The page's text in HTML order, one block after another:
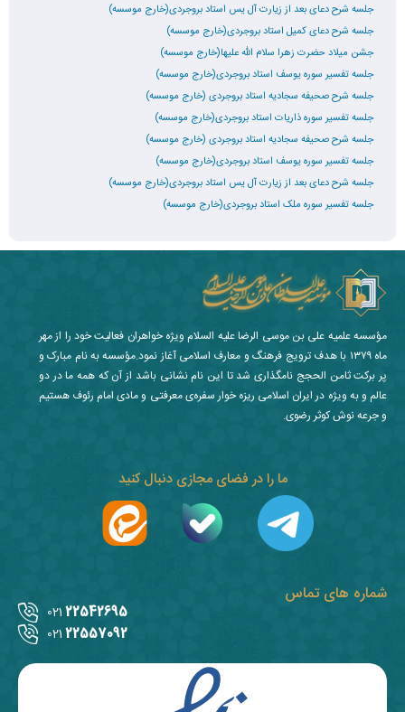
جلسه شرح دعای بعد از زیارت آل یس استاد بروجردی(خارج موسسه)
جلسه شرح دعای کمیل استاد بروجردی(خارج موسسه)
جشن میلاد حضرت زهرا سلام الله علیها(خارج موسسه)
جلسه تفسیر سوره یوسف استاد بروجردی(خارج موسسه)
جلسه شرح صحیفه سجادیه استاد بروجردی (خارج موسسه)
جلسه تفسیر سوره ذاریات استاد بروجردی(خارج موسسه)
جلسه شرح صحیفه سجادیه استاد بروجردی (خارج موسسه)
جلسه تفسیر سوره یوسف استاد بروجردی(خارج موسسه)
جلسه شرح دعای بعد از زیارت آل یس استاد بروجردی(خارج موسسه)
جلسه تفسیر سوره ملک استاد بروجردی(خارج موسسه)
شماره های تماس
22542695
021
22557092
021
ما را در فضای مجازی دنبال کنید
مؤسسه علمیه علی بن موسی الرضا علیه السلام ویژه خواهران فعالیت خود را از مهر
ماه ۱۳۷۹ با هدف ترویج فرهنگ و معارف اسلامی آغاز نمود.مؤسسه به نام مبارک و
پر برکت ثامن الحجج نامگذاری شد تا این نام نشانی باشد از آن که همه ما در دو
عالم و به ویژه در ایران اسلامی ریزه خوار سفره‌ی معرفتی و مادی امام رئوف هستیم
و جرعه نوش کوثر رضوی.